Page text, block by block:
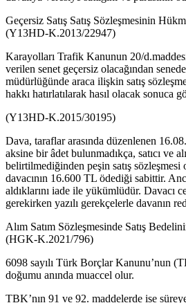
Geçersiz Satış Satış Sözleşmesinin
(Y13HD-K.2013/22947)
Karayolları Trafik Kanunun 20/d.maddesi
verilen senet geçersiz olacağından
müdürlüğünde araca ilişkin satış
hakkı hatırlatılarak hasıl olacak sonuca
(Y13HD-K.2015/30195)
Dava, taraflar arasında düzenlenen
aksine bir âdet bulunmadıkça, satıcı ve
belirtilmediğinden peşin satış sözleşmesi
davacının 16.600 TL ödediği sabittir.
aldıklarını iade ile yükümlüdür. Davacı
gerekirken yazılı gerekçelerle davanın
Alım Satım Sözleşmesinde Satış
(HGK-K.2021/796)
6098 sayılı Türk Borçlar Kanunu’nun
doğumu anında muaccel olur.
TBK’nın 91 ve 92. maddelerde ise